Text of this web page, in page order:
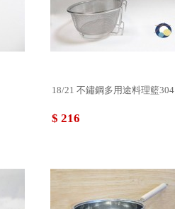
18/21 不鏽鋼多用途料理籃304
$ 216